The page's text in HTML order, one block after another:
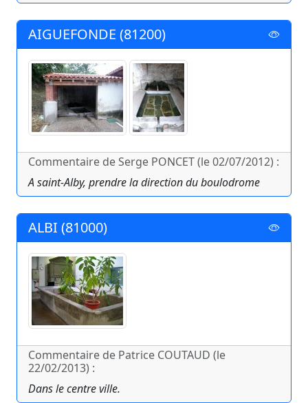
AIGUEFONDE (81200)
Commentaire de Serge PONCET (le 02/07/2012) :
A saint-Alby, prendre la direction du boulodrome
ALBI (81000)
Commentaire de Patrice COUTAUD (le
22/02/2013) :
Dans le centre ville.